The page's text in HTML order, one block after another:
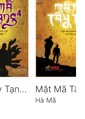
Mật Mã Tây Tạng – Tập 4
Hà Mã